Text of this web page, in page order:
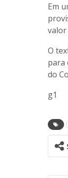
Em
valor
O
para
do
g1